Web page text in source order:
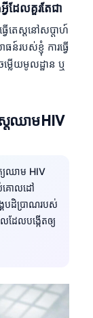
វីដែលគួរតែជា
ើតេស្តនៅសប្តាហ៍
របស់ខ្ញុំ ការធ្វើ
ម្លើយមូលដ្ឋាន ឬ
ស្តឈាម HIV
យឈាម HIV
ស់គោលដៅ
គបដិប្រាណរបស់
ែលបង្កើតឲ្យ